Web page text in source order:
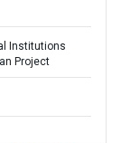
Institutions
Project